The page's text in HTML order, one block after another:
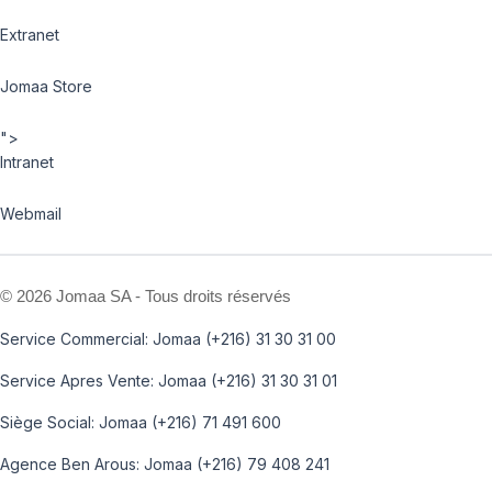
Extranet
Jomaa Store
">
Intranet
Webmail
© 2026 Jomaa SA - Tous droits réservés
Service Commercial: Jomaa (+216) 31 30 31 00
Service Apres Vente: Jomaa (+216) 31 30 31 01
Siège Social: Jomaa (+216) 71 491 600
Agence Ben Arous: Jomaa (+216) 79 408 241